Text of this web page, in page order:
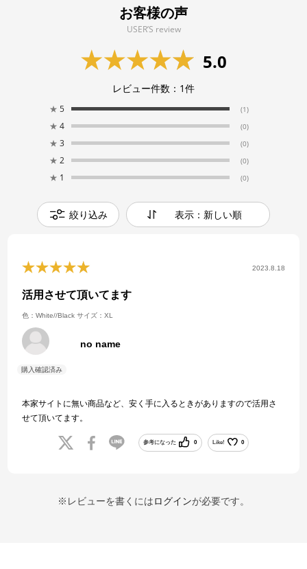
お客様の声
USER’S review
5.0
レビュー件数： 1件
★ 5 (1)
★ 4 (0)
★ 3 (0)
★ 2 (0)
★ 1 (0)
絞り込み 表示：新しい順
2023.8.18
活用させて頂いてます
色：White//Black サイズ：XL
no name
本家サイトに無い商品など、安く手に入るときがありますので活用さ
せて頂いてます。
参考になった 0 Like! 0
※レビューを書くにはログインが必要です。